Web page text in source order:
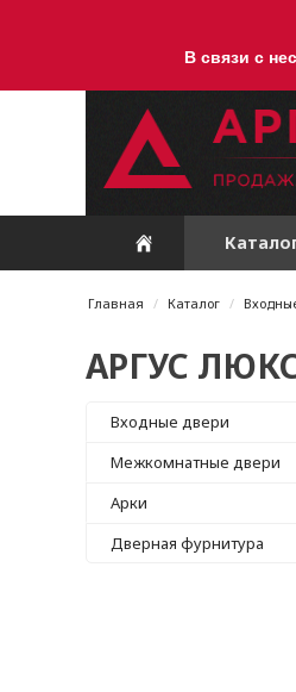
В связи с
Главная Каталог
АРГУС
Входные двери
Межкомнатные двери
Арки
Дверная фурнитура